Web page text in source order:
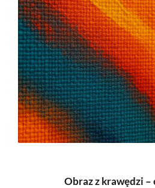
Obraz z krawędzi –